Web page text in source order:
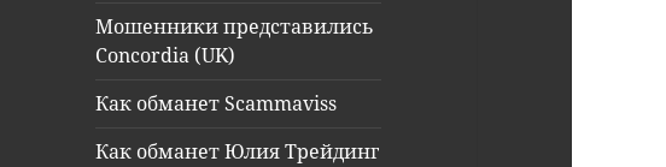
Мошенники представились
Concordia (UK)
Как обманет Scammaviss
Как обманет Юлия Трейдинг